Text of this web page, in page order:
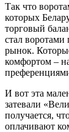
Так что
которых
торговый
стал воротами
рынок.
комфортом –
И вот эта
затевали
получается,
оплачивают